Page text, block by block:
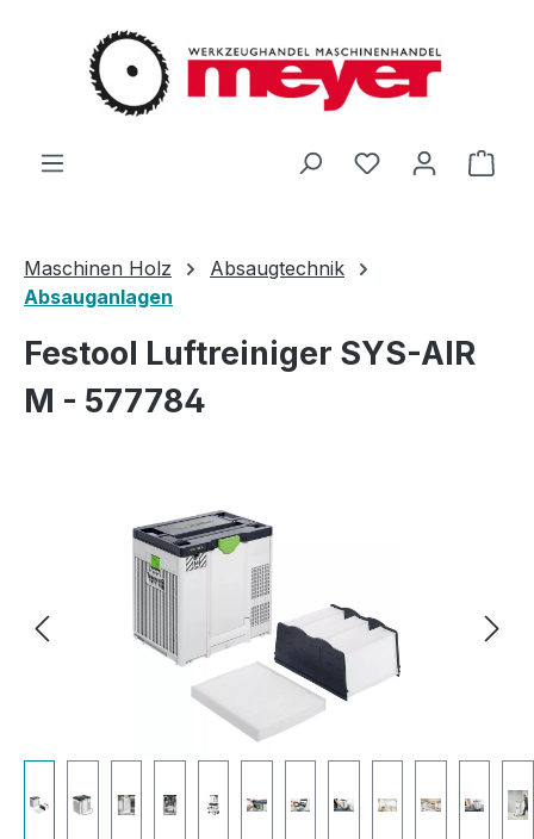
Zum Hauptinhalt springen
Du hast 0
Maschinen Holz
Absaugtechnik
Absauganlagen
Festool Luftreiniger SYS-AIR
M - 577784